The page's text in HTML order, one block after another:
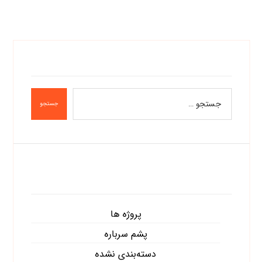
جستجو
پروژه ها
پشم سرباره
دسته‌بندی نشده